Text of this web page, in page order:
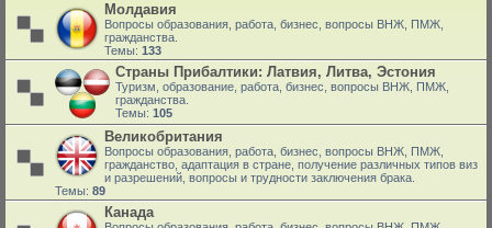
Молдавия
Вопросы образования, работа, бизнес, вопросы ВНЖ, ПМЖ,
гражданства.
Темы: 133
Страны Прибалтики: Латвия‚ Литва‚ Эстония
Туризм, образование, работа, бизнес, вопросы ВНЖ, ПМЖ,
гражданства.
Темы: 105
Великобритания
Вопросы образования, работа, бизнес, вопросы ВНЖ, ПМЖ,
гражданство, адаптация в стране, получение различных типов виз
и разрешений, вопросы и трудности заключения брака.
Темы: 89
Канада